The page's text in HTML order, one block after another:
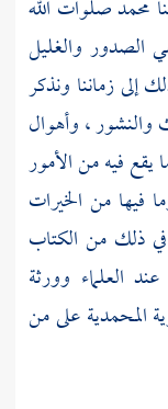
محمدصلوات الله
الصدور والغليل
إلى زماننا ونذكر
والنشور ، وأهوال
يقع فيه من الأمور
فيها من الخيرات
ذلك من الكتاب
عند العلماء وورثة
المحمدية على من